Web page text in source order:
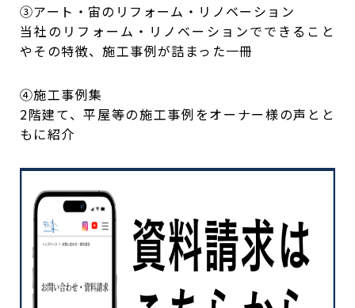
③アート・宙のリフォーム・リノベーション
当社のリフォーム・リノベーションでできること
やその特徴、施工事例が詰まった一冊
④施工事例集
2階建て、平屋等の施工事例をオーナー様の声とと
もに紹介